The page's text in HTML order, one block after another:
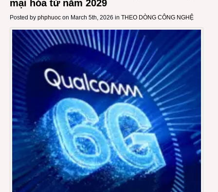
mại hóa từ năm 2029
Posted by phphuoc on March 5th, 2026 in THEO DÒNG CÔNG NGHỆ